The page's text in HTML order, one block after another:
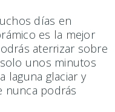
días en
es la mejor
aterrizar sobre
unos minutos
laguna glaciar y
nunca podrás